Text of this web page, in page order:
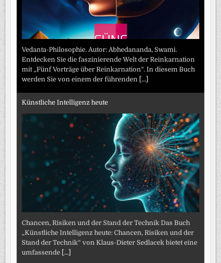
Vedanta-Philosophie. Autor: Abhedananda, Swami.
Entdecken Sie die faszinierende Welt der Reinkarnation
mit „Fünf Vorträge über Reinkarnation“. In diesem Buch
werden Sie von einem der führenden [...]
Künstliche Intelligenz heute
Chancen, Risiken und der Stand der Technik Das Buch
„Künstliche Intelligenz heute: Chancen, Risiken und der
Stand der Technik“ von Klaus-Dieter Sedlacek bietet eine
umfassende [...]